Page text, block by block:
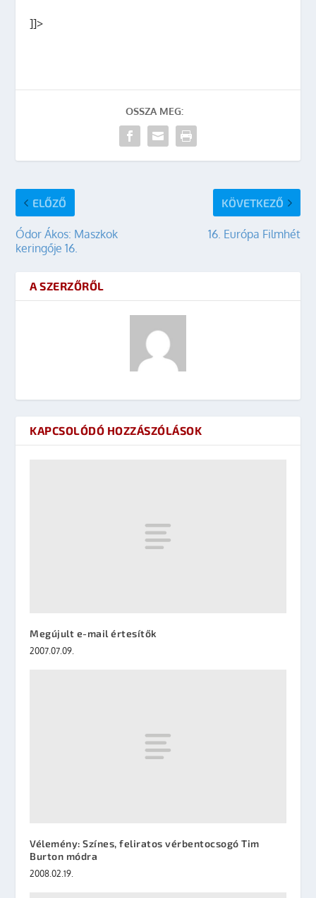
]]>
OSSZA MEG:
ELŐZŐ
Ódor Ákos: Maszkok
keringője 16.
KÖVETKEZŐ
16. Európa Filmhét
A SZERZŐRŐL
KAPCSOLÓDÓ HOZZÁSZÓLÁSOK
Megújult e-mail értesítők
2007.07.09.
Vélemény: Színes, feliratos vérbentocsogó Tim
Burton módra
2008.02.19.